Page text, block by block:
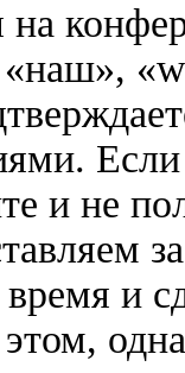
на
и не
и
этом,